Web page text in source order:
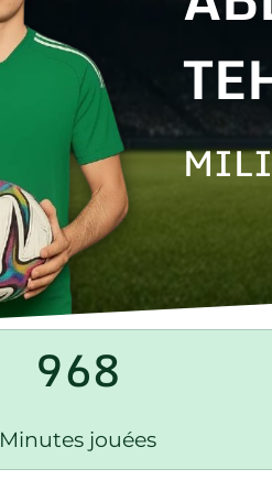
968
Minutes jouées